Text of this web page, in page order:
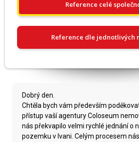
Reference celé
Reference dle jednotlivých
Dobrý den.
Chtěla bych vám především
přístup vaší agentury Coloseum
nás překvapilo velmi rychlé jednání o
pozemku v Ivani. Celým procesem